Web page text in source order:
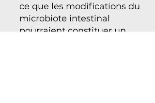
ce que les modifications du
microbiote intestinal
pourraient constituer un